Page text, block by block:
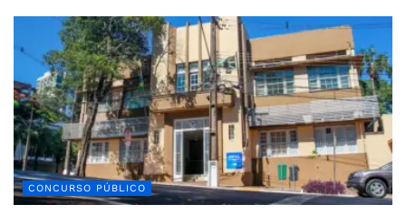
CONCURSO PÚBLICO